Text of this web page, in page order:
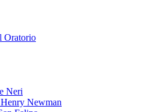
Oratorio
Neri
Henry Newman